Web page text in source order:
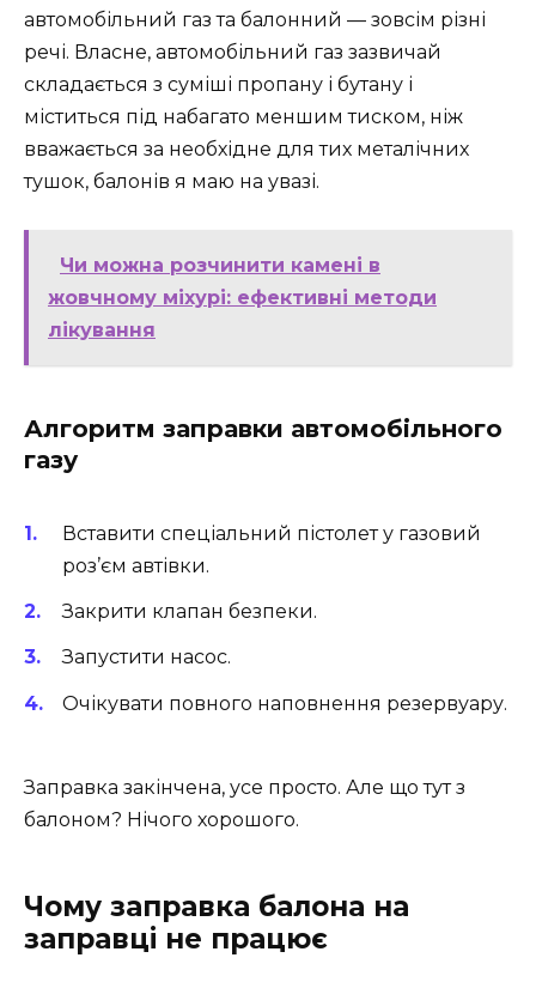
автомобільний газ та балонний — зовсім різні
речі. Власне, автомобільний газ зазвичай
складається з суміші пропану і бутану і
міститься під набагато меншим тиском, ніж
вважається за необхідне для тих металічних
тушок, балонів я маю на увазі.
Чи можна розчинити камені в
жовчному міхурі: ефективні методи
лікування
Алгоритм заправки автомобільного
газу
Вставити спеціальний пістолет у газовий
роз’єм автівки.
Закрити клапан безпеки.
Запустити насос.
Очікувати повного наповнення резервуару.
Заправка закінчена, усе просто. Але що тут з
балоном? Нічого хорошого.
Чому заправка балона на
заправці не працює